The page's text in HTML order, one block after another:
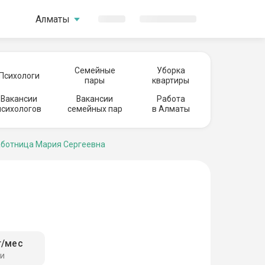
Алматы
Семейные
пары
Уборка
квартиры
Вакансии
Вакансии
семейных пар
Работа
в Алматы
Мария Сергеевна
мес